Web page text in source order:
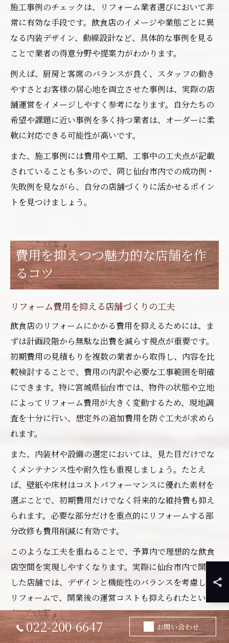
施工事例のチェックは、リフォーム業者選びにおいて非
常に有効な手段です。飲食店のイメージや業態ごとに異
なる内装デザイン、動線設計など、具体的な事例を見る
ことで業者の得意分野や提案力がわかります。
例えば、厨房と客席のバランスが良く、スタッフの動き
やすさとお客様の居心地を両立させた事例は、実際の店
舗運営をイメージしやすく参考になります。自分たちの
希望や課題に近い事例を多く持つ業者は、オーダーに柔
軟に対応できる可能性が高いです。
また、施工事例には費用や工期、工事中の工夫点が記載
されていることも多いので、同じ仙台市内での成功例・
失敗例を見ながら、自分の店舗づくりに活かせるポイン
トを見つけましょう。
費用を抑えつつ魅力的な店舗を作
るコツ
リフォーム費用を抑える店舗づくりの工夫
飲食店のリフォームにかかる費用を抑えるためには、ま
ずは計画段階から無駄な出費を減らす視点が重要です。
初期費用の見積もりを複数の業者から取得し、内容を比
較検討することで、費用の内訳や必要な工事範囲を明確
にできます。特に宮城県仙台市では、物件の状態や立地
によってリフォーム費用が大きく変動するため、現地調
査を十分に行い、想定外の追加費用を防ぐ工夫が求めら
れます。
また、内装材や設備の選定においては、見た目だけでな
くメンテナンス性や耐久性も重視しましょう。たとえ
ば、壁紙や床材はコストパフォーマンスに優れた素材を
選ぶことで、初期費用だけでなく将来的な維持費も抑え
られます。必要な部分だけを重点的にリフォームする部
分改修も費用削減に有効です。
このような工夫を重ねることで、予算内で理想的な飲食
店空間を実現しやすくなります。実際に仙台市内で開業
した店舗では、デザインと機能性のバランスを考慮した
リフォームで、開業後の運営コストも抑えられたという
声が多く聞かれます。
022-200-6647 お問い合わせ